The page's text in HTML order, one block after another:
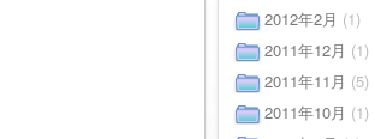
2012年2月 (1)
2011年12月 (1)
2011年11月 (5)
2011年10月 (1)